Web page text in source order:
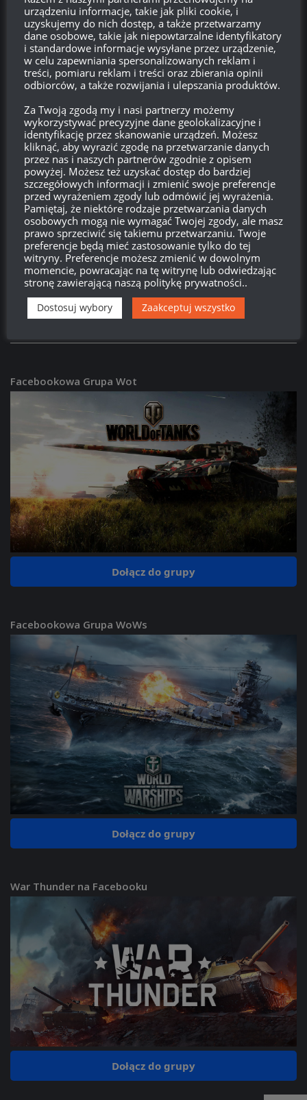
VK 45.01 (P) – kolejny pojazd z współpracy
z Girls und Panzer?
14:15, 6 LIPCA 2026
LEAK/PATCHE / WORLD OF TANKS
Miesiąc w WoT: Lipiec, czyli co nasz czeka w
najbliższym miesiącu w grze?
21:09, 2 LIPCA 2026
PATCHE/WORLD OF TANKS
Patch 2.3.1: Kolczatka – opis i screeny
16:15, 29 CZERWCA 2026
PATCHE/WORLD OF TANKS
Patch 2.3.1: 63TP Rycerski – opis i screeny
16:08, 29 CZERWCA 2026
PATCHE/ WORLD OF TANKS
Patch 2.3.1: Donnola – opis i screeny
15:59, 29 CZERWCA 2026
Facebookowa Grupa Wot
Dołącz do grupy
Facebookowa Grupa WoWs
Dołącz do grupy
War Thunder na Facebooku
Dołącz do grupy
urządzeniu informacje, takie jak pliki cookie, i
uzyskujemy do nich dostęp, a także przetwarzamy
dane osobowe, takie jak niepowtarzalne identyfikatory
i standardowe informacje wysyłane przez urządzenie,
w celu zapewniania spersonalizowanych reklam i
treści, pomiaru reklam i treści oraz zbierania opinii
odbiorców, a także rozwijania i ulepszania produktów.
Za Twoją zgodą my i nasi partnerzy możemy
wykorzystywać precyzyjne dane geolokalizacyjne i
identyfikację przez skanowanie urządzeń. Możesz
kliknąć, aby wyrazić zgodę na przetwarzanie danych
przez nas i naszych partnerów zgodnie z opisem
powyżej. Możesz też uzyskać dostęp do bardziej
szczegółowych informacji i zmienić swoje preferencje
przed wyrażeniem zgody lub odmówić jej wyrażenia.
Pamiętaj, że niektóre rodzaje przetwarzania danych
osobowych mogą nie wymagać Twojej zgody, ale masz
prawo sprzeciwić się takiemu przetwarzaniu. Twoje
preferencje będą mieć zastosowanie tylko do tej
witryny. Preferencje możesz zmienić w dowolnym
momencie, powracając na tę witrynę lub odwiedzając
stronę zawierającą naszą politykę prywatności..
Dostosuj wybory Zaakceptuj wszystko